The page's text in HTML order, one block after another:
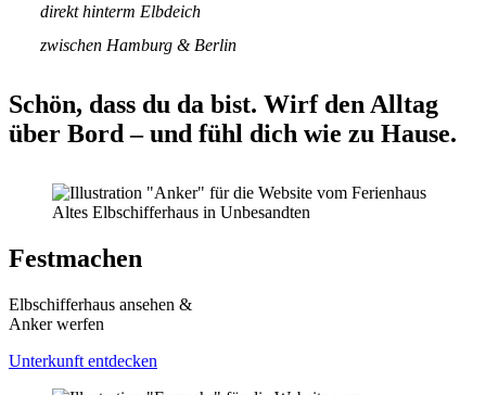
direkt hinterm Elbdeich
zwischen Hamburg & Berlin
Schön, dass du da bist. Wirf den Alltag
über Bord – und fühl dich wie zu Hause.
Festmachen
Elbschifferhaus ansehen &
Anker werfen​
Unterkunft entdecken